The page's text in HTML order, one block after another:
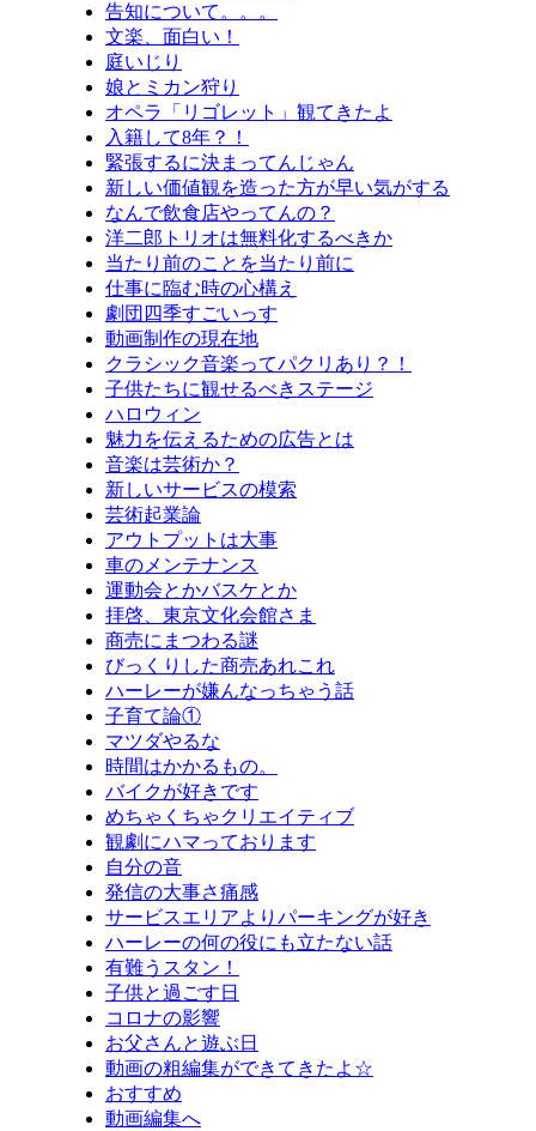
告知について。。。
文楽、面白い！
庭いじり
娘とミカン狩り
オペラ「リゴレット」観てきたよ
入籍して8年？！
緊張するに決まってんじゃん
新しい価値観を造った方が早い気がする
なんで飲食店やってんの？
洋二郎トリオは無料化するべきか
当たり前のことを当たり前に
仕事に臨む時の心構え
劇団四季すごいっす
動画制作の現在地
クラシック音楽ってパクリあり？！
子供たちに観せるべきステージ
ハロウィン
魅力を伝えるための広告とは
音楽は芸術か？
新しいサービスの模索
芸術起業論
アウトプットは大事
車のメンテナンス
運動会とかバスケとか
拝啓、東京文化会館さま
商売にまつわる謎
びっくりした商売あれこれ
ハーレーが嫌んなっちゃう話
子育て論①
マツダやるな
時間はかかるもの。
バイクが好きです
めちゃくちゃクリエイティブ
観劇にハマっております
自分の音
発信の大事さ痛感
サービスエリアよりパーキングが好き
ハーレーの何の役にも立たない話
有難うスタン！
子供と過ごす日
コロナの影響
お父さんと遊ぶ日
動画の粗編集ができてきたよ☆
おすすめ
動画編集へ